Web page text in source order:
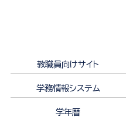
教職員向けサイト
学務情報システム
学年暦